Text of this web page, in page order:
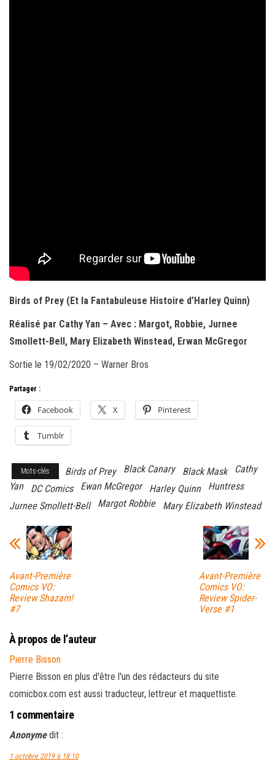
Birds of Prey (Et la Fantabuleuse Histoire d’Harley Quinn)
Réalisé par Cathy Yan – Avec : Margot, Robbie, Jurnee
Smollett-Bell, Mary Elizabeth Winstead, Erwan McGregor
Sortie le 19/02/2020 – Warner Bros
Partager :
Facebook X Pinterest
Tumblr
Mots-clés Birds of Prey Black Canary Black Mask
Cathy
Yan
DC Comics Ewan McGregor Harley Quinn
Huntress
Jurnee Smollett-Bell
Margot Robbie Mary Elizabeth Winstead
Avant-Première
Comics VO:
Review Shazam!
#7
Avant-Première
Comics VO:
Review Spider-
Verse #1
À propos de l’auteur
Pierre Bisson
Pierre Bisson en plus d'être l'un des rédacteurs du site
comicbox.com est aussi traducteur, lettreur et maquettiste.
1 commentaire
Anonyme dit :
1 octobre 2019 à 18:10